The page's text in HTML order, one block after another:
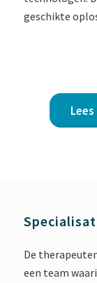
geschikte
De
een team